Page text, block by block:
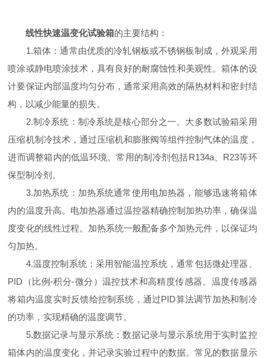
线性快速温变化试验箱的主要结构：
1.箱体：通常由优质的冷轧钢板或不锈钢板制成，外观采用
喷涂或静电喷涂技术，具有良好的耐腐蚀性和美观性。箱体的设
计要保证内部温度均匀分布，通常采用高效的隔热材料和密封结
构，以减少能量的损失。
2.制冷系统：制冷系统是核心部分之一。大多数试验箱采用
压缩机制冷技术，通过压缩机和膨胀阀等组件控制气体的温度，
进而调整箱内的低温环境。常用的制冷剂包括R134a、R23等环
保型制冷剂。
3.加热系统：加热系统通常使用电加热器，能够迅速将箱体
内的温度升高。电加热器通过温控器精确控制加热功率，确保温
度变化的线性过程。加热系统一般配备多个加热元件，以保证均
匀加热。
4.温度控制系统：采用智能温控系统，通常包括微处理器、
PID（比例-积分-微分）温控技术和高精度传感器。温度传感器
将箱内温度实时反馈给控制系统，通过PID算法调节加热和制冷
的功率，实现精确的温度调节。
5.数据记录与显示系统：数据记录与显示系统用于实时监控
箱体内的温度变化，并记录实验过程中的数据。常见的数据显示